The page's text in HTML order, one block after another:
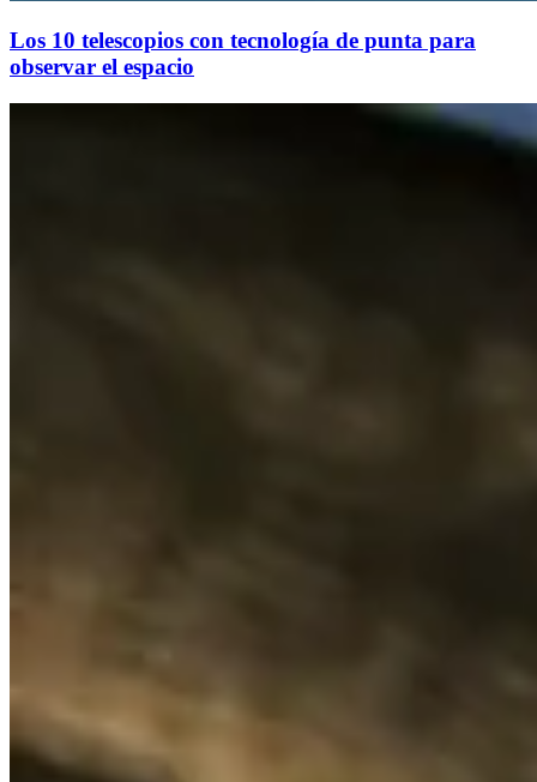
Los 10 telescopios con tecnología de punta para
observar el espacio